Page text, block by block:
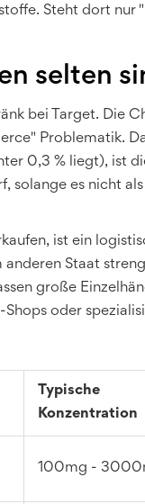
Steht dort nur
selten
bei Target. Die
Problematik.
0,3 % liegt), ist
solange es nicht als
ist ein
anderen Staat
große
oder
Typische
Konzentration
100mg -